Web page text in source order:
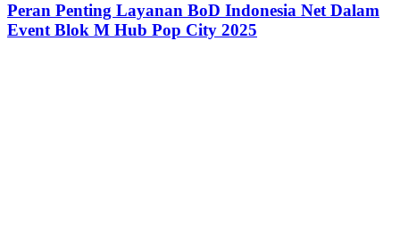
Peran Penting Layanan BoD Indonesia Net Dalam
Event Blok M Hub Pop City 2025